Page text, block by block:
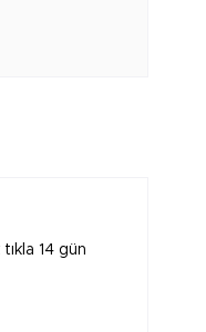
14 gün